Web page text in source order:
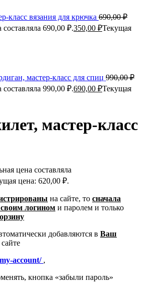
вязания для крючка 690,00₽
690,00 ₽.350,00 ₽Текущая
мастер-класс для спиц 990,00₽
990,00 ₽.690,00 ₽Текущая
мастер-класс
цена составляла
цена: 620,00 ₽.
на сайте, то сначала
своим логином и паролем и только
добавляются в Ваш
account/ ,
кнопка «забыли пароль»